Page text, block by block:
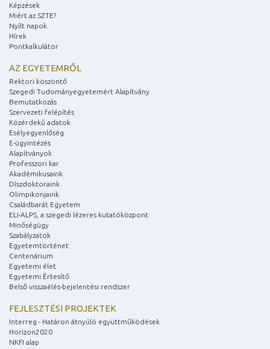
Képzések
Miért az SZTE?
Nyílt napok
Hírek
Pontkalkulátor
AZ EGYETEMRŐL
Rektori köszöntő
Szegedi Tudományegyetemért Alapítvány
Bemutatkozás
Szervezeti felépítés
Közérdekű adatok
Esélyegyenlőség
E-ügyintézés
Alapítványok
Professzori kar
Akadémikusaink
Díszdoktoraink
Olimpikonjaink
Családbarát Egyetem
ELI-ALPS, a szegedi lézeres kutatóközpont
Minőségügy
Szabályzatok
Egyetemtörténet
Centenárium
Egyetemi élet
Egyetemi Értesítő
Belső visszaélés-bejelentési rendszer
FEJLESZTÉSI PROJEKTEK
Interreg - Határon átnyúló együttműködések
Horizon2020
NKFI alap